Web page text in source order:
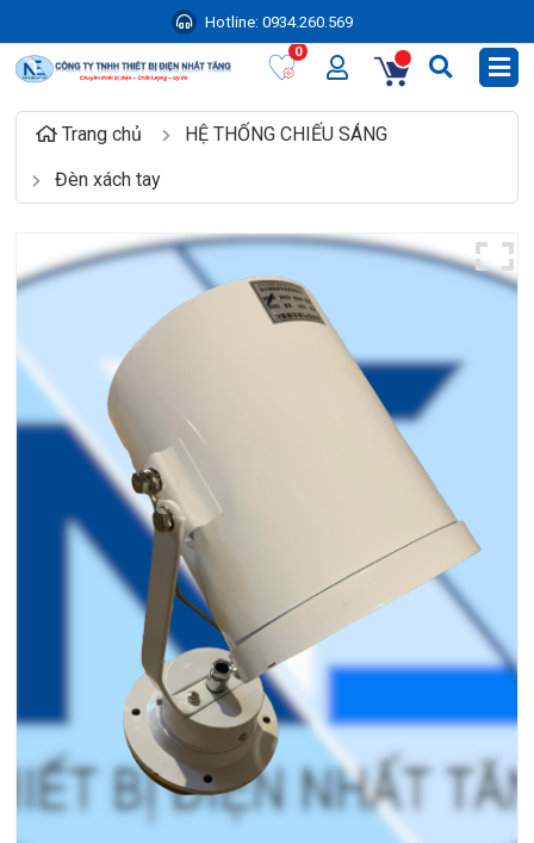
Hotline: 0934.260.569
0
Trang chủ
HỆ THỐNG CHIẾU SÁNG
Đèn xách tay